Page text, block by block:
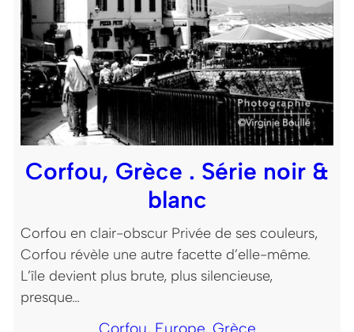
Corfou, Grèce . Série noir &
blanc
Corfou en clair-obscur Privée de ses couleurs,
Corfou révèle une autre facette d’elle-même.
L’île devient plus brute, plus silencieuse,
presque…
Corfou, Europe, Grèce